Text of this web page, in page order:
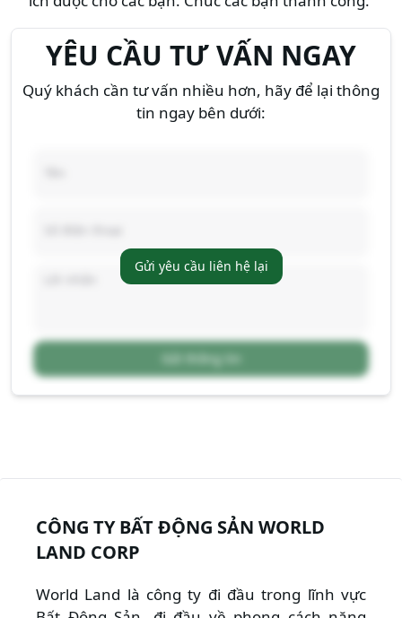
YÊU CẦU TƯ VẤN NGAY
Quý khách cần tư vấn nhiều hơn, hãy để lại thông
tin ngay bên dưới:
Gửi thông tin
Gửi yêu cầu liên hệ lại
CÔNG TY BẤT ĐỘNG SẢN WORLD
LAND CORP
World Land là công ty đi đầu trong lĩnh vực